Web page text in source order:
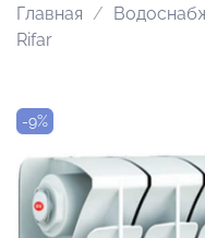
Главная
Rifar
-9%